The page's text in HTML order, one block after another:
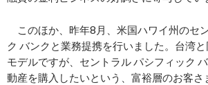
このほか、昨年8月、米国ハワイ州のセ
ク バンクと業務提携を行いました。台湾
モデルですが、セントラル パシフィック
動産を購入したいという、富裕層のお客さ